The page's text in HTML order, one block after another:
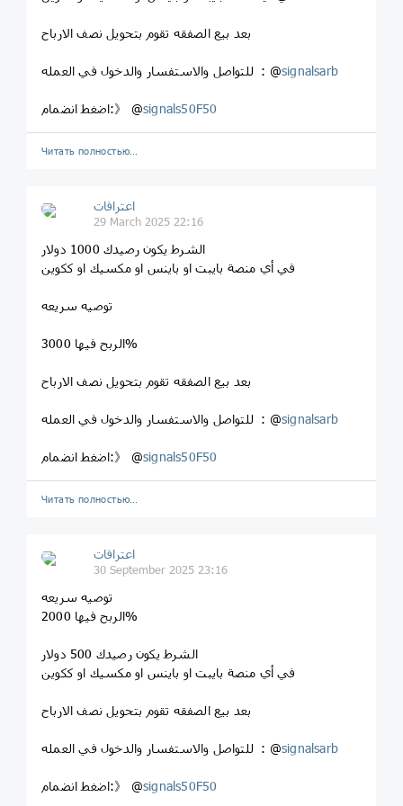
بعد بيع الصفقه تقوم بتحويل نصف الارباح
للتواصل والاستفسار والدخول في العمله : @signalsarb
اضغط انضمام:》 @signals50F50
Читать полностью…
اعترافات
29 March 2025 22:16
الشرط يكون رصيدك 1000 دولار
في أي منصة بايبت او باينس او مكسيك او ككوين
توصيه سريعه
الربح فيها 3000%
بعد بيع الصفقه تقوم بتحويل نصف الارباح
للتواصل والاستفسار والدخول في العمله : @signalsarb
اضغط انضمام:》 @signals50F50
Читать полностью…
اعترافات
30 September 2025 23:16
توصيه سريعه
الربح فيها 2000%
الشرط يكون رصيدك 500 دولار
في أي منصة بايبت او باينس او مكسيك او ككوين
بعد بيع الصفقه تقوم بتحويل نصف الارباح
للتواصل والاستفسار والدخول في العمله : @signalsarb
اضغط انضمام:》 @signals50F50